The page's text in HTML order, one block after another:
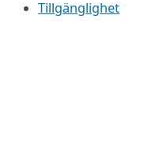
Tillgänglighet